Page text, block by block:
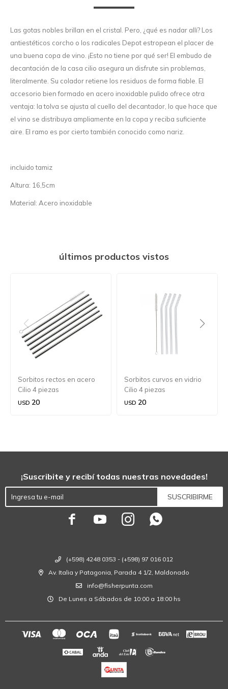
Las gotas nobles brillan en el cristal. Pero, ¿qué es nadar allí? Los
antiestéticos corcho o los radicales Depot estropean el placer de
una buena copa de vino. ¡Esto no tiene por qué ser! El embudo de
decantación de la casa cilio asegura un disfrute sin problemas,
literalmente. Su colador retiene los residuos de forma fiable. El
accesorio bien formado en acero inoxidable pulido ofrece otra
ventaja: la tolva se ajusta al cuello del decantador, lo que hace que
el vino se distribuya ampliamente en la copa y reciba suficiente
aire. El ramo es por cierto también conocido como nariz.
incluido tamiz
Altura: 16,5cm
Material: Acero inoxidable
últimos productos vistos
Sorbitos rectos en acero
Cilio 4 piezas
USD 20
Sorbitos curvos en vidrio
Cilio 4 piezas
USD 20
(+598) 4248 0353 - (+598) 97 016 012
Av. Italia y Patagonia, Parada 4 1/2, Maldonado
info@fisherpunta.com
De Lunes a Sábados de 10:00 a 18:00 hs
¡Suscribite y recibí todas nuestras novedades!
SUSCRIBIRME
   